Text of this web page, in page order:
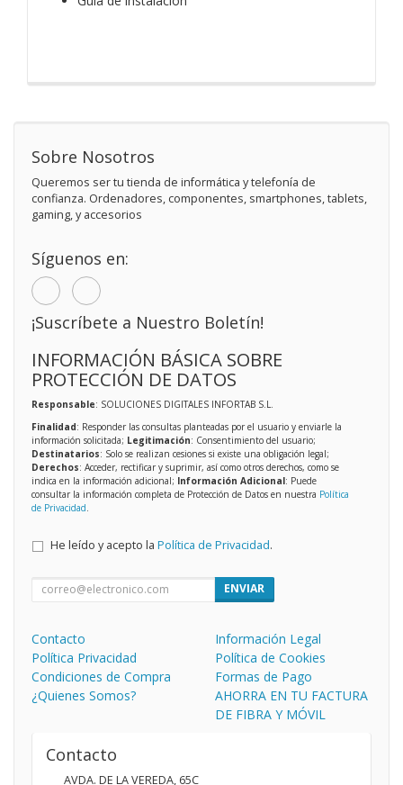
Sobre Nosotros
Queremos ser tu tienda de informática y telefonía de
confianza. Ordenadores, componentes, smartphones, tablets,
gaming, y accesorios
Síguenos en:
¡Suscríbete a Nuestro Boletín!
INFORMACIÓN BÁSICA SOBRE
PROTECCIÓN DE DATOS
Responsable: SOLUCIONES DIGITALES INFORTAB S.L.
Finalidad: Responder las consultas planteadas por el usuario y enviarle la
información solicitada; Legitimación: Consentimiento del usuario;
Destinatarios: Solo se realizan cesiones si existe una obligación legal;
Derechos: Acceder, rectificar y suprimir, así como otros derechos, como se
indica en la información adicional; Información Adicional: Puede
consultar la información completa de Protección de Datos en nuestra Política
de Privacidad
He leído y acepto la Política de Privacidad.
ENVIAR
Contacto
Información Legal
Política Privacidad
Política de Cookies
Condiciones de Compra
Formas de Pago
¿Quienes Somos?
AHORRA EN TU FACTURA
DE FIBRA Y MÓVIL
Contacto
AVDA. DE LA VEREDA, 65C